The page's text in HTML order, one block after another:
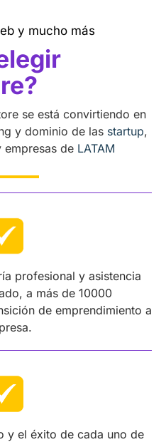
y mucho más
se está convirtiendo en
y dominio de las startup,
empresas de LATAM
profesional y asistencia
a más de 10000
de emprendimiento a
y el éxito de cada uno de